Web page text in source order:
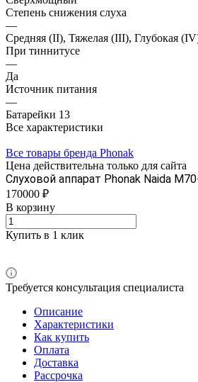
Степень снижения слуха
—
Средняя (II), Тяжелая (III), Глубокая
При тиннитусе
—
Да
Источник питания
—
Батарейки 13
Все характеристики
Все товары бренда Phonak
Цена действительна только для сайта
Слуховой аппарат Phonak Naida
170000 ₽
В корзину
Купить в 1 клик
Требуется консультация специалиста
Описание
Характеристики
Как купить
Оплата
Доставка
Рассрочка